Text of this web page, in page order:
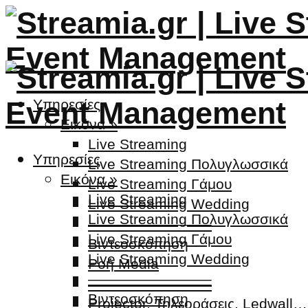
Υπηρεσίες
Εικόνα »
Live Streaming
Live Streaming Πολυγλωσσικά
Live Streaming Γάμου
Live Streaming Wedding
————————–
Βιντεοσκόπηση
Ροή Media
————————–
Projector, Τηλεοράσεις, Ledwall…
Υπηρεσίες
Εικόνα »
Live Streaming
Live Streaming Πολυγλωσσικά
Live Streaming Γάμου
Live Streaming Wedding
————————–
Βιντεοσκόπηση